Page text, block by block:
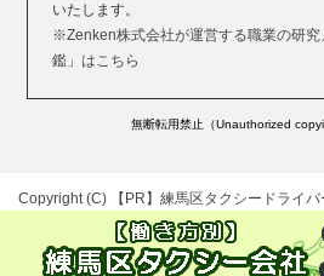
いたします。
※Zenken株式会社が運営する職業の研究
鑑」はこちら
無断転用禁止（Unauthorized
Copyright (C) 練馬区タクシードライバ